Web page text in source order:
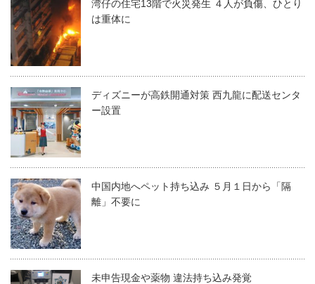
湾仔の住宅13階で火災発生 ４人が負傷、ひとり
は重体に
ディズニーが高鉄開通対策 西九龍に配送センタ
ー設置
中国内地へペット持ち込み ５月１日から「隔
離」不要に
未申告現金や薬物 違法持ち込み発覚